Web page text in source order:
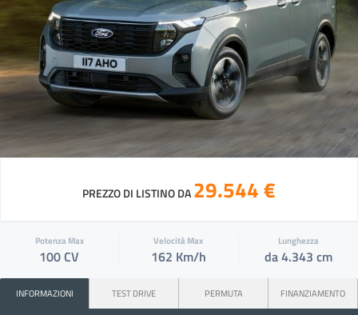
PREZZO DI LISTINO DA29.544 €
Potenza Max
100 CV
Velocità Max
162 Km/h
Lunghezza
da 4.343 cm
INFORMAZIONI TEST DRIVE PERMUTA FINANZIAMENTO